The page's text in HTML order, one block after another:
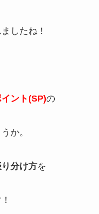
したね！
ント(SP)の
か。
分け方を